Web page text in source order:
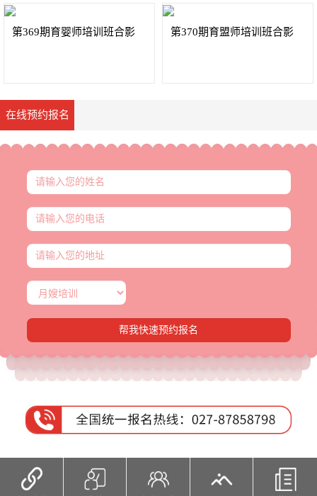
第369期育婴师培训班合影 第370期育盟师培训班合影
在线预约报名
帮我快速预约报名